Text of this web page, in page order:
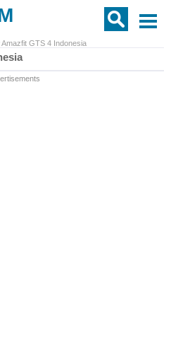
Amazfit GTS 4 Indonesia